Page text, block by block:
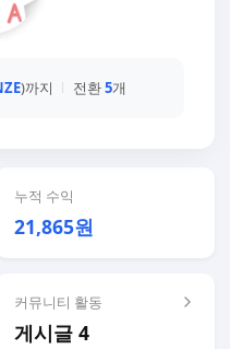
)까지 전환5개
누적 수익
21,865원
커뮤니티 활동
게시글 4